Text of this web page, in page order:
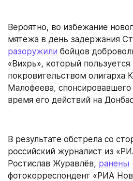
Вероятно, во избежание
разоружили бойцов
«Вихрь», который пользуется
покровительством олигарха
Малофеева,
время его действий на
В результате обстрела со
российский журналист из
Ростислав Журавлёв, ранены
фотокорреспондент «РИА